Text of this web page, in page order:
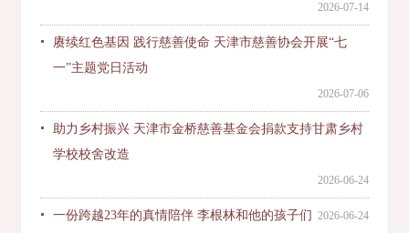
2026-07-14
赓续红色基因 践行慈善使命 天津市慈善协会开展“七
一”主题党日活动
2026-07-06
助力乡村振兴 天津市金桥慈善基金会捐款支持甘肃乡村
学校校舍改造
2026-06-24
一份跨越23年的真情陪伴 李根林和他的孩子们 2026-06-24